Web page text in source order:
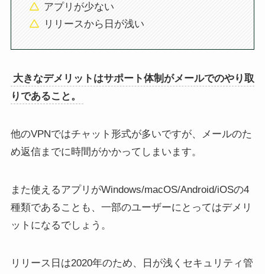
アプリが少ない
リリースから日が浅い
大きなデメリットはサポート体制がメールでのやり取
りであること。
他のVPNではチャット形式が多いですが、メールのた
め返信までに時間がかかってしまいます。
また使えるアプリがWindows/macOS/Android/iOSの4
種類であることも、一部のユーザーにとってはデメリ
ットになるでしょう。
リリース日は2020年のため、日が浅くセキュリティ管